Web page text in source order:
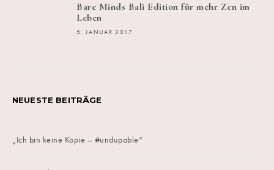
Bare Minds Bali Edition für mehr Zen im
Leben
5. JANUAR 2017
NEUESTE BEITRÄGE
„Ich bin keine Kopie – #undupable“